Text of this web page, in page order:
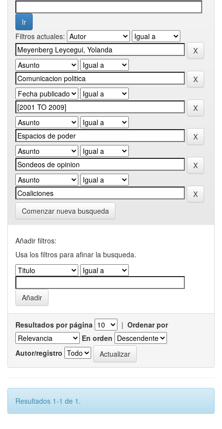
Filtros actuales:
Comenzar nueva busqueda
Añadir filtros:
Usa los filtros para afinar la busqueda.
Resultados por página | Ordenar por
En orden
Autor/registro
Resultados 1-1 de 1.